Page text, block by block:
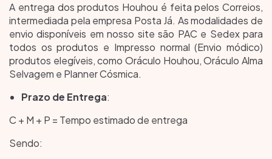
A entrega dos produtos Houhou é feita pelos Correios,
intermediada pela empresa Posta Já. As modalidades de
envio disponíveis em nosso site são PAC e Sedex para
todos os produtos e Impresso normal (Envio módico)
produtos elegíveis, como Oráculo Houhou, Oráculo Alma
Selvagem e Planner Cósmica.
Prazo de Entrega:
C + M + P = Tempo estimado de entrega
Sendo: